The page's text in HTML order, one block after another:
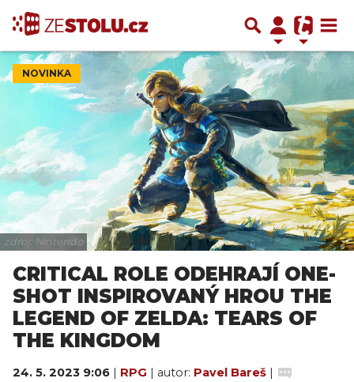
NOVINKA
zdroj: Nintendo
CRITICAL ROLE ODEHRAJÍ ONE-
SHOT INSPIROVANÝ HROU THE
LEGEND OF ZELDA: TEARS OF
THE KINGDOM
24. 5. 2023 9:06 | RPG | autor: Pavel Bareš |